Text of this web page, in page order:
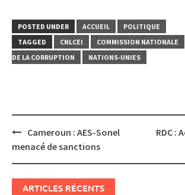
POSTED UNDER ACCUEIL
POLITIQUE
TAGGED
CNLCEI COMMISSION NATIONALE
DE LA CORRUPTION
NATIONS-UNIES
Post
navigation
Cameroun : AES-Sonel
menacé de sanctions
RDC :
ARTICLES RÉCENTS